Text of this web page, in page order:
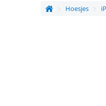
Hoesjes